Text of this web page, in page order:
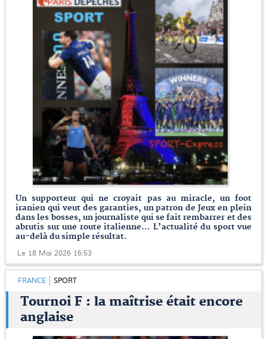
Un supporteur qui ne croyait pas au miracle, un foot
iranien qui veut des garanties, un patron de Jeux en plein
dans les bosses, un journaliste qui se fait rembarrer et des
abrutis sur une route italienne… L’actualité du sport vue
au-delà du simple résultat.
Le 18 Mai 2026 16:53
FRANCE SPORT
Tournoi F : la maîtrise était encore
anglaise